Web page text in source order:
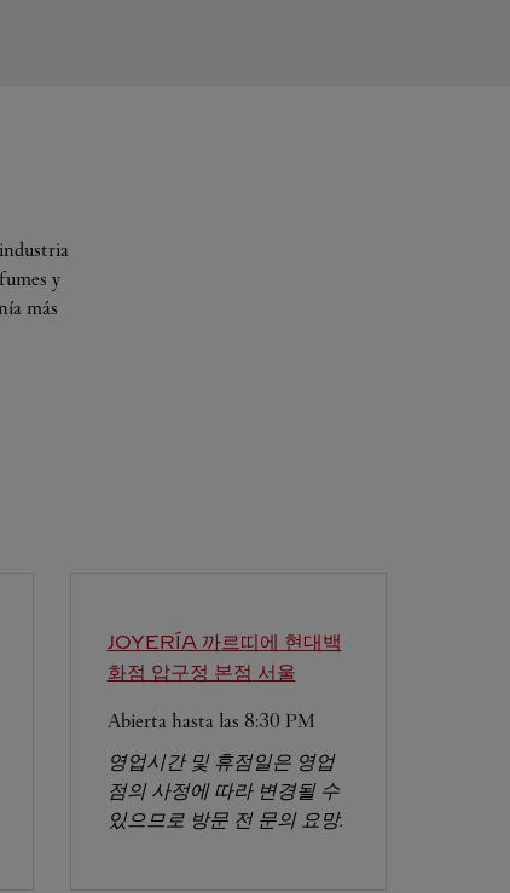
y
más
JOYERÍA 까르띠에 현대백
화점 압구정 본점 서울
Abierta hasta las 8:30 PM
영업시간 및 휴점일은 영업
점의 사정에 따라 변경될 수
있으므로 방문 전 문의 요망.